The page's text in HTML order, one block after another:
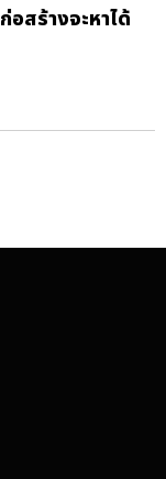
สร้างจะหาได้